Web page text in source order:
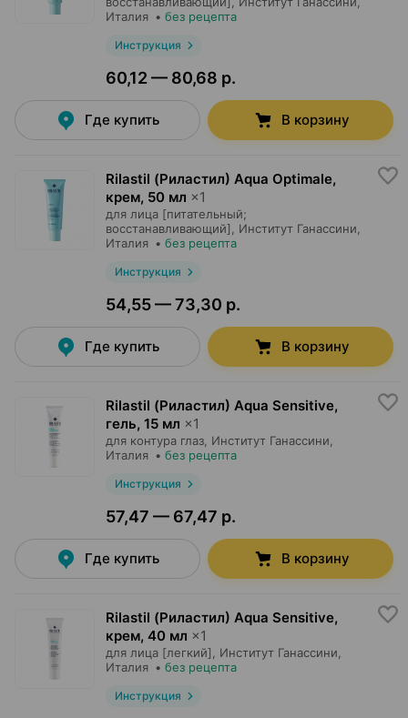
Италия • без рецепта
Инструкция
60,12 — 80,68 р.
Где купить В корзину
Rilastil (Риластил) Aqua Optimale,
крем, 50 мл ×1
для лица [питательный;
восстанавливающий],
Институт Ганассини
Италия • без рецепта
Инструкция
54,55 — 73,30 р.
Где купить В корзину
Rilastil (Риластил) Aqua Sensitive,
гель, 15 мл ×1
для контура глаз, Институт Ганассини
Италия • без рецепта
Инструкция
57,47 — 67,47 р.
Где купить В корзину
Rilastil (Риластил) Aqua Sensitive,
крем, 40 мл ×1
для лица [легкий], Институт Ганассини
Италия • без рецепта
Инструкция